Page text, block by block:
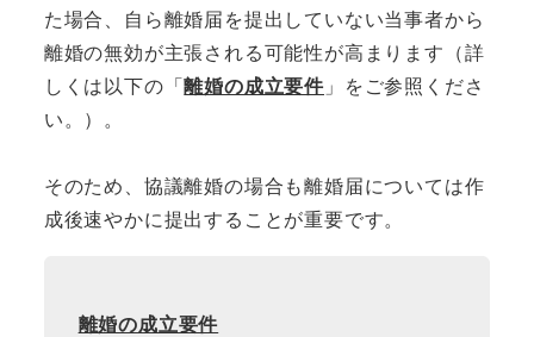
た場合、自ら離婚届を提出していない当事者から
離婚の無効が主張される可能性が高まります（詳
しくは以下の「離婚の成立要件 」をご参照くださ
い。）。
そのため、協議離婚の場合も離婚届については作
成後速やかに提出することが重要です。
離婚の成立要件